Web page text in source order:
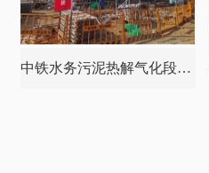
中铁水务污泥热解气化段项目